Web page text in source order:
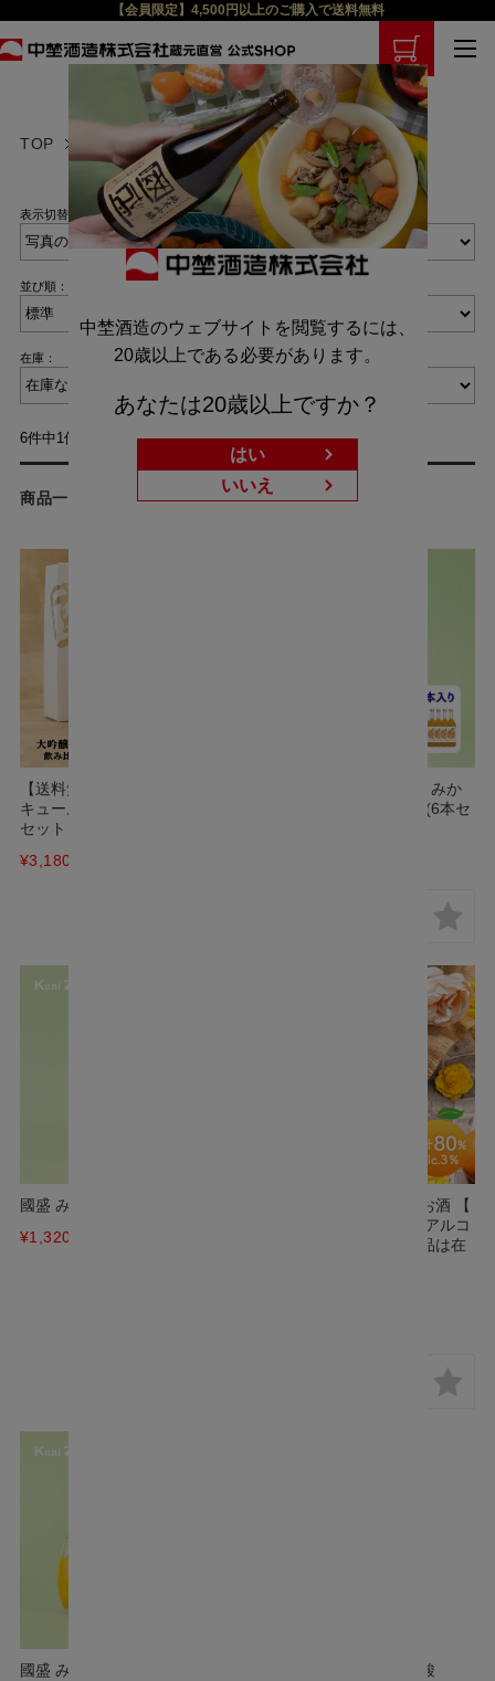
【会員限定】4,500円以上のご購入で送料無料
TOP 商品検索
表示切替：
並び順：
在庫：
6件中1件～6件を表示
商品一覧
【送料無料】大吟醸 と 果実リ
キュール 720ml 飲み比べ 2本
セット SA-M
¥3,180
【ケース販売】フルリア みか
んのお酒 720ml 1ケース(6本セ
國盛 みかんのお酒 720ml
¥1,320
國盛 フルリア みかんのお酒 【
Lite 】ライト 300ml / 低アルコ
ールタイプ /こちらの商品は在
國盛 みかんのお酒 300ml
國盛 みかんのお酒 微炭酸
中埜酒造のウェブサイトを閲覧するには、
20歳以上である必要があります。
あなたは20歳以上ですか？
はい
いいえ